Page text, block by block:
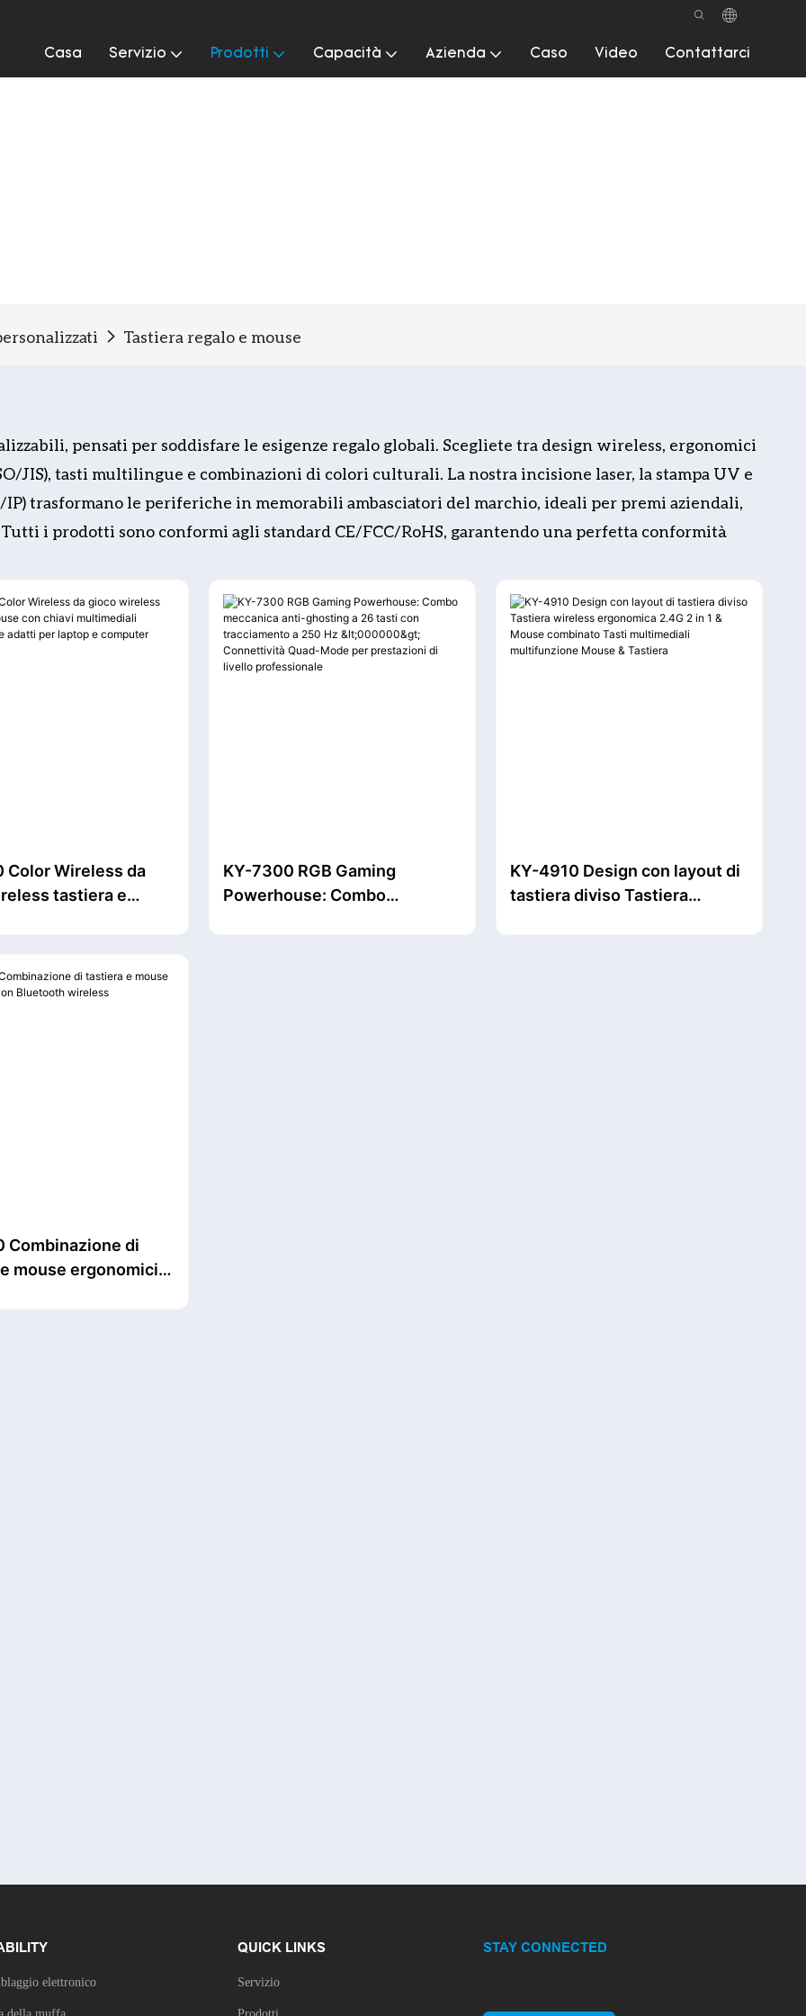
Casa Servizio Prodotti Capacità Azienda Caso Video Contattarci
Tastiera regalo e mouse
pensati per soddisfare le esigenze regalo globali. Scegliete tra design wireless, ergonomici
JIS), tasti multilingue e combinazioni di colori culturali. La nostra incisione laser, la stampa UV e
trasformano le periferiche in memorabili ambasciatori del marchio, ideali per premi aziendali,
i prodotti sono conformi agli standard CE/FCC/RoHS, garantendo una perfetta conformità
Color Wireless da
tastiera e
desktop
KY-7300 RGB Gaming
Powerhouse: Combo
KY-4910 Design con layout di
tastiera diviso Tastiera
Combinazione di
mouse ergonomici
elettronico
QUICK LINKS
Servizio
STAY CONNECTED